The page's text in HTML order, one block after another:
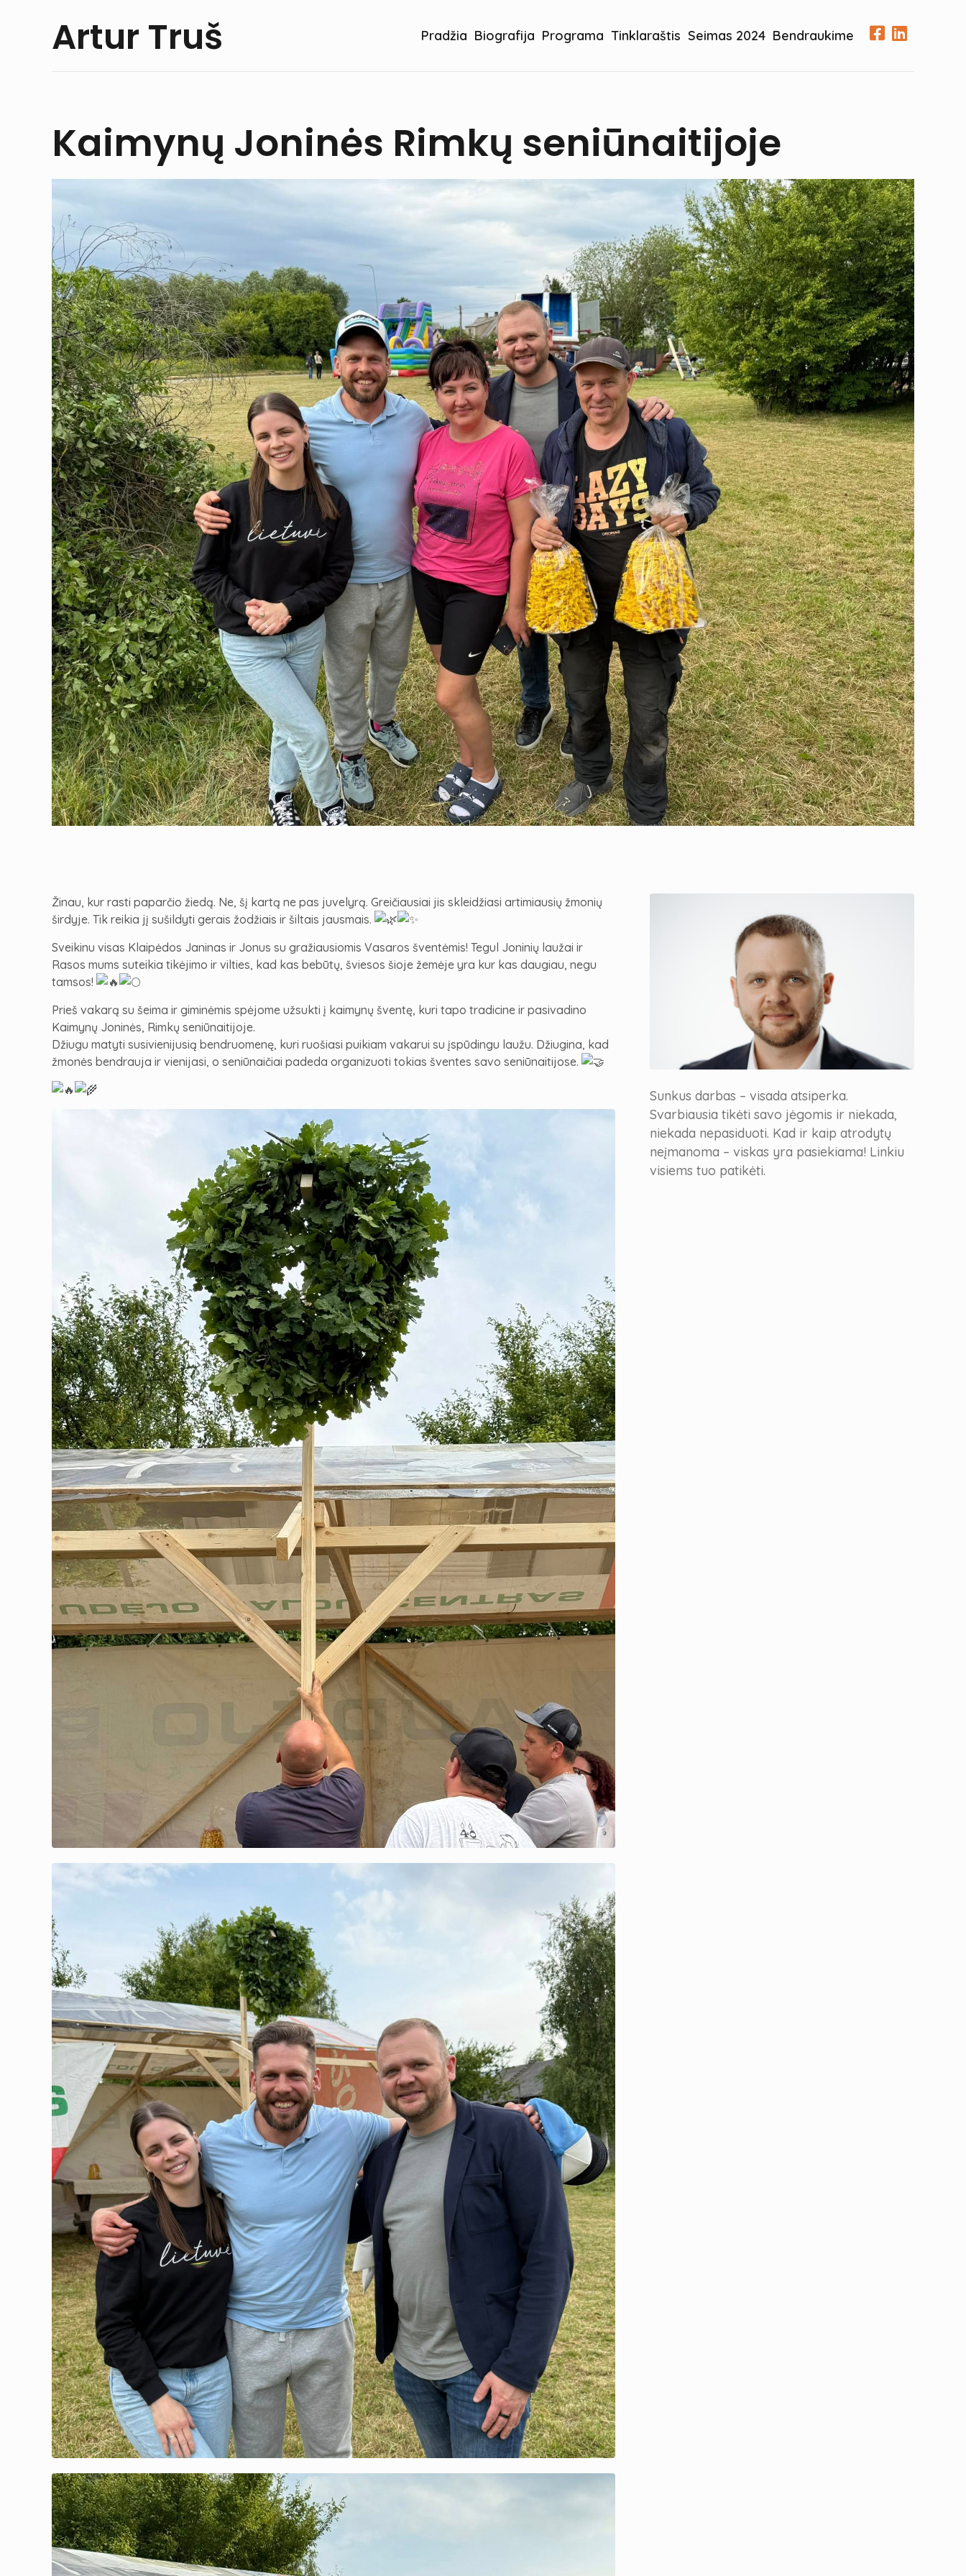
Artur Truš Pradžia Biografija Programa Tinklaraštis Seimas 2024 Bendraukime
Kaimynų Joninės Rimkų seniūnaitijoje
Žinau, kur rasti paparčio žiedą. Ne, šį kartą ne pas juvelyrą. Greičiausiai jis skleidžiasi artimiausių žmonių
širdyje. Tik reikia jį sušildyti gerais žodžiais ir šiltais jausmais.
Sveikinu visas Klaipėdos Janinas ir Jonus su gražiausiomis Vasaros šventėmis! Tegul Joninių laužai ir
Rasos mums suteikia tikėjimo ir vilties, kad kas bebūtų, šviesos šioje žemėje yra kur kas daugiau, negu
tamsos!
Prieš vakarą su šeima ir giminėmis spėjome užsukti į kaimynų šventę, kuri tapo tradicine ir pasivadino
Kaimynų Joninės, Rimkų seniūnaitijoje.
Džiugu matyti susivienijusią bendruomenę, kuri ruošiasi puikiam vakarui su įspūdingu laužu. Džiugina, kad
žmonės bendrauja ir vienijasi, o seniūnaičiai padeda organizuoti tokias šventes savo seniūnaitijose.
Sunkus darbas – visada atsiperka.
Svarbiausia tikėti savo jėgomis ir niekada,
niekada nepasiduoti. Kad ir kaip atrodytų
neįmanoma – viskas yra pasiekiama! Linkiu
visiems tuo patikėti.